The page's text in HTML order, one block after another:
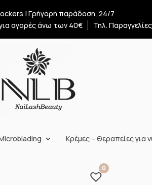
| Γρήγορη παράδοση, 24/7
αγορές άνω των 40€ Τηλ.
Κρέμες – Θεραπείες για
0